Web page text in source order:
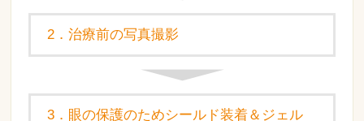
2．治療前の写真撮影
3．眼の保護のためシールド装着＆ジェル